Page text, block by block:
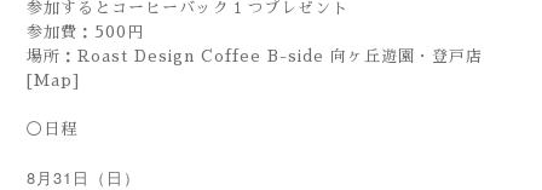
参加するとコーヒーバック１つプレゼント
参加費：500円
場所：Roast Design Coffee B-side 向ヶ丘遊園・登戸店
[Map]
◯日程
8月31日（日）